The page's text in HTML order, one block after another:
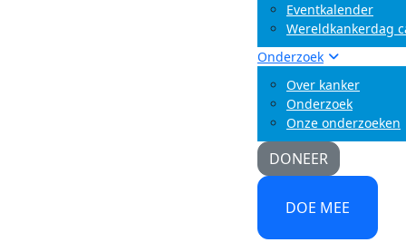
Eventkalender
Wereldkankerdag
Onderzoek
Over kanker
Onderzoek
Onze onderzoeken
DONEER
DOE MEE